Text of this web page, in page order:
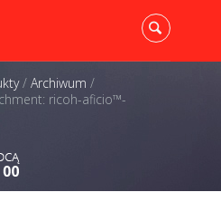
/ Archiwum /
ricoh-aficio™-